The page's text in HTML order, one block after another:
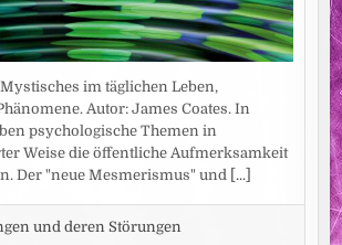
im täglichen Leben,
Autor: James Coates. In
psychologische Themen in
Weise die öffentliche Aufmerksamkeit
Der "neue Mesmerismus" und
[...]
und deren Störungen